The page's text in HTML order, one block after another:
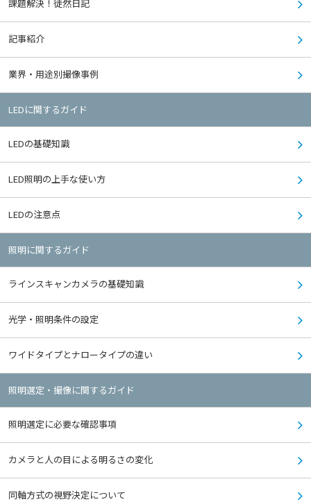
課題解決！徒然日記
記事紹介
業界・用途別撮像事例
LEDに関するガイド
LEDの基礎知識
LED照明の上手な使い方
LEDの注意点
照明に関するガイド
ラインスキャンカメラの基礎知識
光学・照明条件の設定
ワイドタイプとナロータイプの違い
照明選定・撮像に関するガイド
照明選定に必要な確認事項
カメラと人の目による明るさの変化
同軸方式の視野決定について